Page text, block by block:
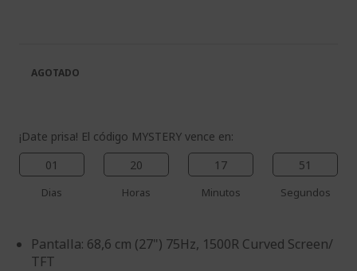
imágenes
galería
¡Date prisa! El código MYSTERY vence en:
01
Dias
20
Horas
17
Minutos
50
Segundos
Pantalla: 68,6 cm (27") 75Hz, 1500R Curved Screen/
TFT
AGOTADO